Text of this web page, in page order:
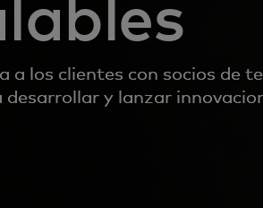
a los clientes con socios de
desarrollar y lanzar